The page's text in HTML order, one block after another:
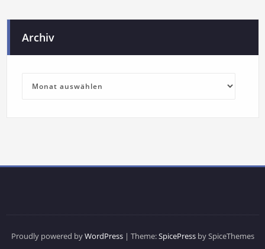
Archiv
Proudly powered byWordPress| Theme:SpicePressby SpiceThemes